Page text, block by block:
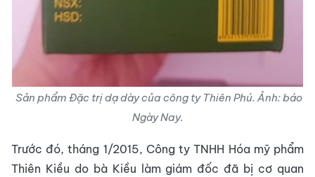
Sản phẩm Đặc trị dạ dày của công ty Thiên Phú. Ảnh: báo
Ngày Nay.
Trước đó, tháng 1/2015, Công ty TNHH Hóa mỹ phẩm
Thiên Kiều do bà Kiều làm giám đốc đã bị cơ quan